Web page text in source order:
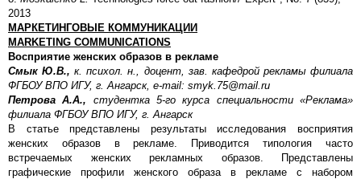
2013
МАРКЕТИНГОВЫЕ КОММУНИКАЦИИ
MARKETING COMMUNICATIONS
Восприятие женских образов в рекламе
Смык Ю.В.,к. психол. н., доцент, зав. кафедрой рекламы филиала
ФГБОУ ВПО ИГУ, г. Ангарск, e-mail: smyk.75@mail.ru
Петрова А.А., студентка 5-го курса специальности «Реклама»
филиала ФГБОУ ВПО ИГУ, г. Ангарск
В статье представлены результаты исследования восприятия
женских образов в рекламе. Приводится типология часто
встречаемых женских рекламных образов. Представлены
графические профили женского образа в рекламе с набором